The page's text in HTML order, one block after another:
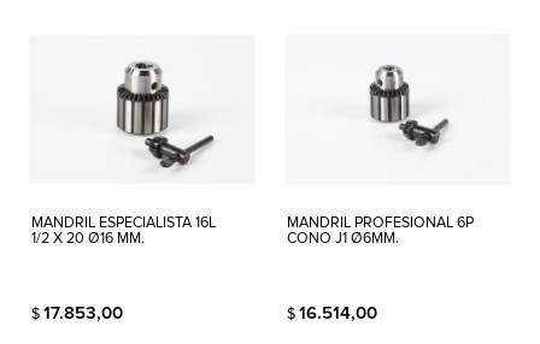
MANDRIL ESPECIALISTA 16L
1/2 X 20 Ø16 MM.
$ 17.853,00
MANDRIL PROFESIONAL 6P
CONO J1 Ø6MM.
$16.514,00